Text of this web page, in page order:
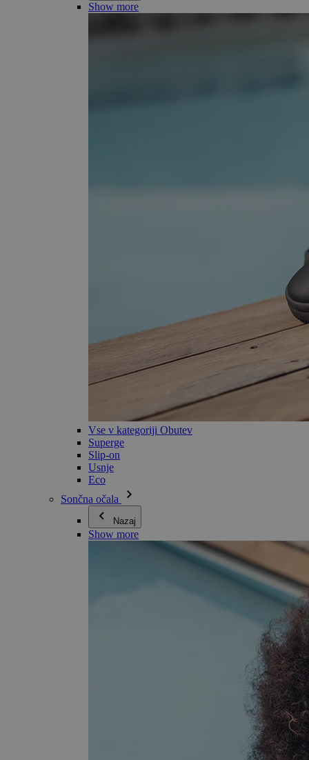
Show more
Vse v kategoriji Obutev
Superge
Slip-on
Usnje
Eco
Sončna očala
Nazaj
Show more